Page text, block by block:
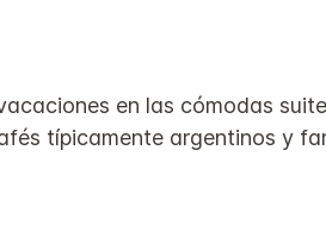
en las cómodas
típicamente argentinos y